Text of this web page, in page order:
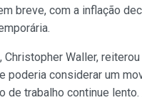
breve, com a inflação
Christopher Waller,
poderia considerar um
de trabalho continue lento.